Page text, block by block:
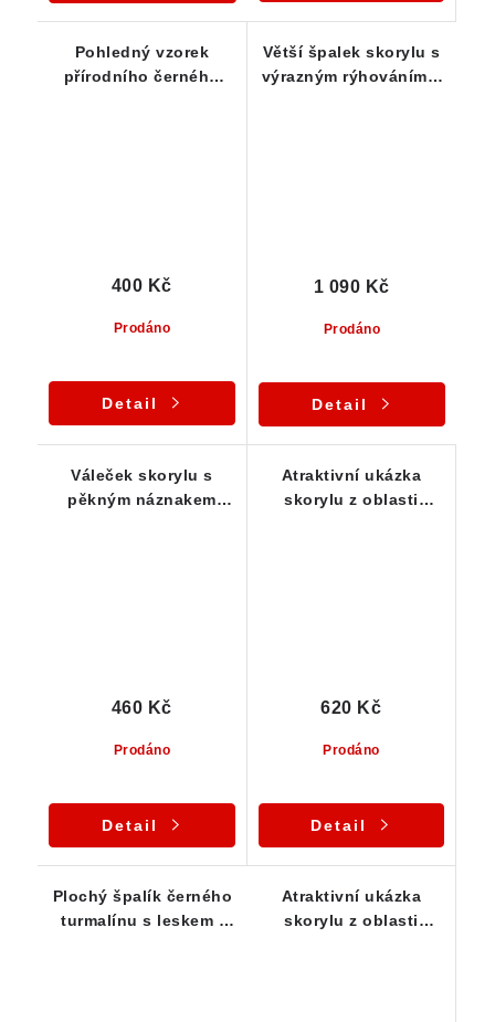
Pohledný vzorek
přírodního černého
Prodáno
400 Kč
Detail
Větší špalek skorylu s
výrazným rýhováním a
Prodáno
1 090 Kč
Detail
Váleček skorylu s
pěkným náznakem
Prodáno
460 Kč
Detail
Atraktivní ukázka
skorylu z oblasti
Prodáno
620 Kč
Detail
Plochý špalík černého
turmalínu s leskem i
Atraktivní ukázka
skorylu z oblasti